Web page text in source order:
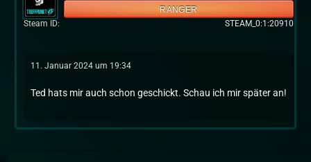
RANGER
Steam ID
STEAM_0:1:20910
11. Januar 2024 um 19:34
Ted hats mir auch schon geschickt. Schau ich mir später an!